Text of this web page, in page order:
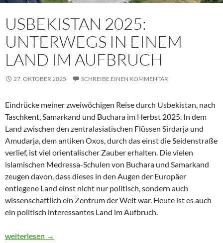
USBEKISTAN 2025:
UNTERWEGS IN EINEM
LAND IM AUFBRUCH
27. OKTOBER 2025 SCHREIBE EINEN KOMMENTAR
Eindrücke meiner zweiwöchigen Reise durch Usbekistan, nach
Taschkent, Samarkand und Buchara im Herbst 2025. In dem
Land zwischen den zentralasiatischen Flüssen Sirdarja und
Amudarja, dem antiken Oxos, durch das einst die Seidenstraße
verlief, ist viel orientalischer Zauber erhalten. Die vielen
islamischen Medressa-Schulen von Buchara und Samarkand
zeugen davon, dass dieses in den Augen der Europäer
entlegene Land einst nicht nur politisch, sondern auch
wissenschaftlich ein Zentrum der Welt war. Heute ist es auch
ein politisch interessantes Land im Aufbruch.
Usbekistan 2025: Unterwegs in einem Land im Aufbruch
weiterlesen →